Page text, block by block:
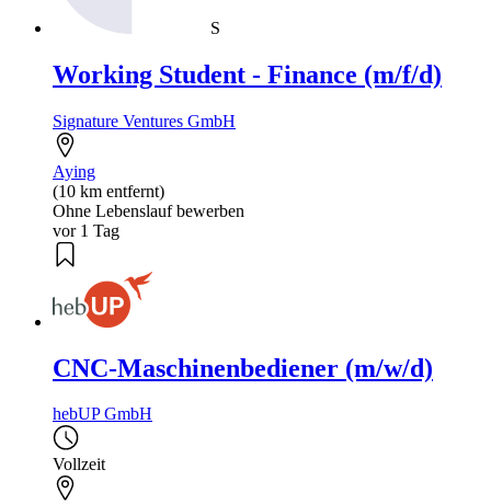
S
Working Student - Finance (m/f/d)
Signature Ventures GmbH
Aying
(10 km entfernt)
Ohne Lebenslauf bewerben
vor 1 Tag
CNC-Maschinenbediener (m/w/d)
hebUP GmbH
Vollzeit